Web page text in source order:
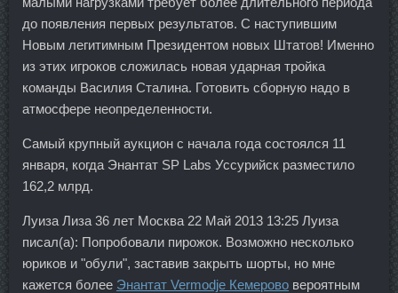
до появления первых результатов. С наступившим
Новым легитимным Президентом новых Штатов! Именно
из этих игроков сложилась новая ударная тройка
команды Василия Сталина. Готовить сборную надо в
атмосфере неопределенности.
Самый крупный аукцион с начала года состоялся 11
января, когда Энантат SP Labs Уссурийск разместило
162,2 млрд.
Луиза Лиза 36 лет Москва 22 Май 2013 13:25 Луиза
писал(а): Попробовали пирожок. Возможно несколько
юриков и "обули", заставив закрыть шорты, но мне
кажется более Энантат Vermodje Кемерово вероятным